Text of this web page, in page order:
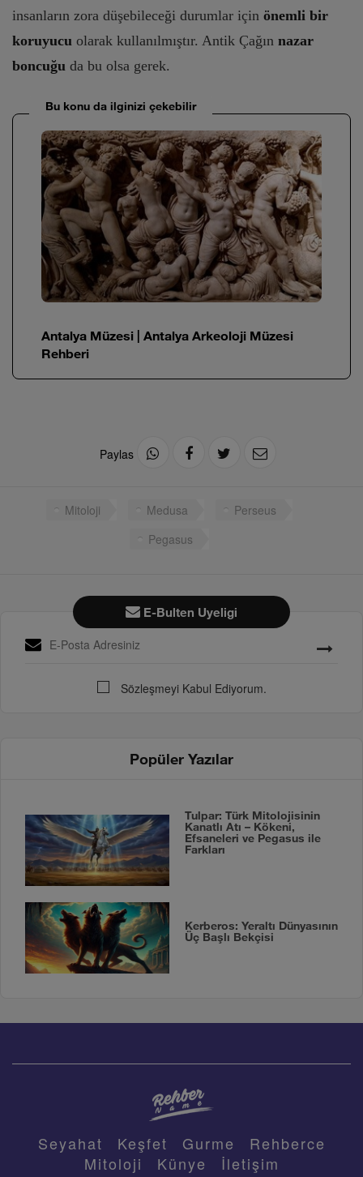
insanların zora düşebileceği durumlar için önemli bir
koruyucu olarak kullanılmıştır. Antik Çağın nazar
boncuğu da bu olsa gerek.
Bu konu da ilginizi çekebilir
Antalya Müzesi | Antalya Arkeoloji Müzesi
Rehberi
Paylas
Mitoloji Medusa
Perseus
Pegasus
E-Bulten Uyeligi
Sözleşmeyi Kabul Ediyorum.
Popüler Yazılar
Tulpar: Türk Mitolojisinin
Kanatlı Atı – Kökeni,
Efsaneleri ve Pegasus ile
Farkları
Kerberos: Yeraltı Dünyasının
Üç Başlı Bekçisi
Seyahat Keşfet Gurme
Rehberce
Mitoloji
Künye İletişim